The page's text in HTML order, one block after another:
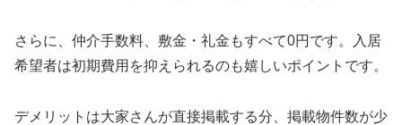
さらに、仲介手数料、敷金・礼金もすべて0円です。入居
希望者は初期費用を抑えられるのも嬉しいポイントです。
デメリットは大家さんが直接掲載する分、掲載物件数が少